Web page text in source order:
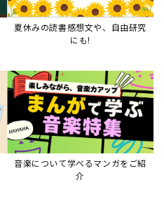
夏休みの読書感想文や、自由研究
にも!
音楽について学べるマンガをご紹
介